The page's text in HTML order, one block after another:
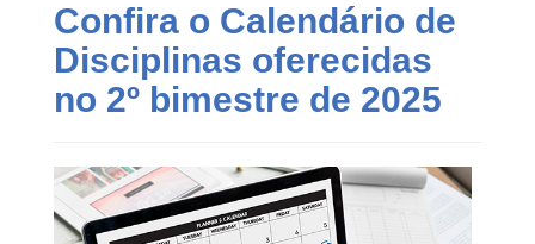
Confira o Calendário de
Disciplinas oferecidas
no 2º bimestre de 2025